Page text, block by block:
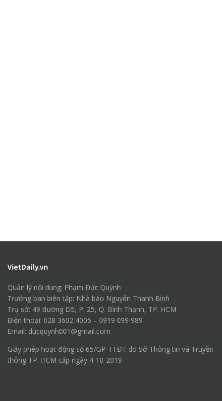
VietDaily.vn
Quản lý nội dung: Phạm Đức Quỳnh
Trưởng ban biên tập: Nhà báo Nguyễn Thanh Bình
Trụ sở: 49 đường D5, P. 25, Q. Bình Thạnh, TP. HCM
Điện thoại: 028 3602 4005 – 0919 099 989
Email: ducquynh001@gmail.com
Giấy phép hoạt động số 65/GP-TTĐT do Sở Thông tin và Truyền
thông TP. HCM cấp ngày 4-10-2019